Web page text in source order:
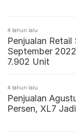
4 tahun lalu
Penjualan Retail
September
7.902 Unit
4 tahun lalu
Penjualan
Persen, XL7